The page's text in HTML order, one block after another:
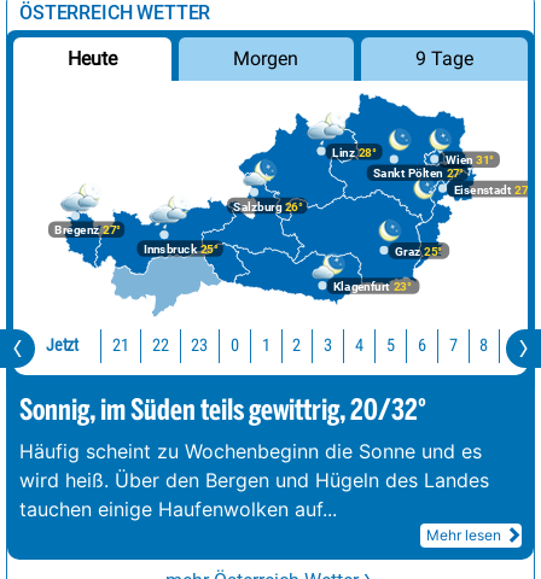
ÖSTERREICH WETTER
Heute Morgen 9 Tage
Bregenz27°
Graz25°
Innsbruck25°
Klagenfurt 23°
Linz28°
Salzburg26°
Wien 31°
Eisenstadt 27°
Sankt Pölten 27°
Jetzt 21 22 23 0 1 2 3 4 5 6 7 8
Sonnig, im Süden teils gewittrig, 20/32°
Häufig scheint zu Wochenbeginn die Sonne und es
wird heiß. Über den Bergen und Hügeln des Landes
tauchen einige Haufenwolken auf...
Mehr lesen